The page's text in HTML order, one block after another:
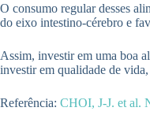
O consumo regular desses
do eixo intestino-cérebro e
Assim, investir em uma boa
investir em qualidade de
Referência: CHOI, J-J. et al.